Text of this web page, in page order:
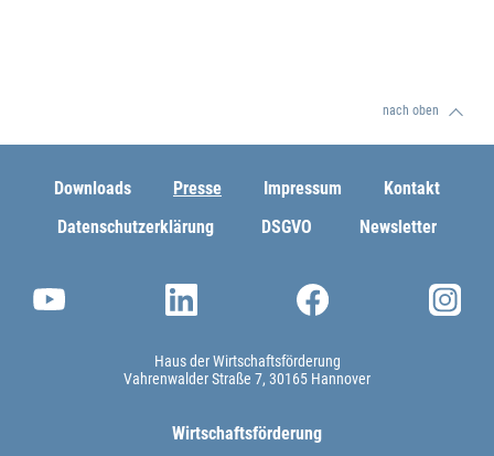
nach oben
Downloads Presse Impressum
Kontakt
Datenschutzerklärung
DSGVO Newsletter
Haus der Wirtschaftsförderung
Vahrenwalder Straße 7 30165 Hannover
Wirtschaftsförderung